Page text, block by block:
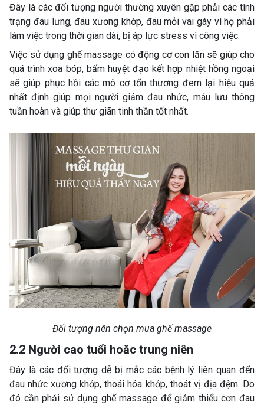
Đây là các đối tượng người thường xuyên gặp phải các tình
trạng đau lưng, đau xương khớp, đau mỏi vai gáy vì họ phải
làm việc trong thời gian dài, bị áp lực stress vì công việc.
Việc sử dụng ghế massage có động cơ con lăn sẽ giúp cho
quá trình xoa bóp, bấm huyệt đạo kết hợp nhiệt hồng ngoại
sẽ giúp phục hồi các mô cơ tổn thương đem lại hiệu quả
nhất định giúp mọi người giảm đau nhức, máu lưu thông
tuần hoàn và giúp thư giãn tinh thần tốt nhất.
Đối tượng nên chọn mua ghế massage
2.2 Người cao tuổi hoăc trung niên
Đây là các đối tượng dễ bị mắc các bệnh lý liên quan đến
đau nhức xương khớp, thoái hóa khớp, thoát vị địa đệm. Do
đó cần phải sử dụng ghế massage để giảm thiểu cơn đau